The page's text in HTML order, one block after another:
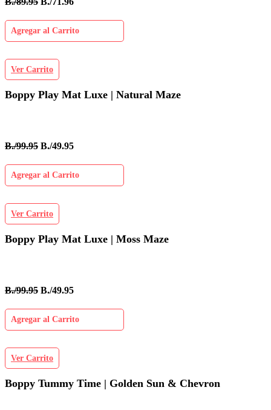
Agregar al Carrito
Ver Carrito
Boppy Play Mat Luxe | Natural Maze
B./99.95 B./49.95
Agregar al Carrito
Ver Carrito
Boppy Play Mat Luxe | Moss Maze
B./99.95 B./49.95
Agregar al Carrito
Ver Carrito
Boppy Tummy Time | Golden Sun & Chevron